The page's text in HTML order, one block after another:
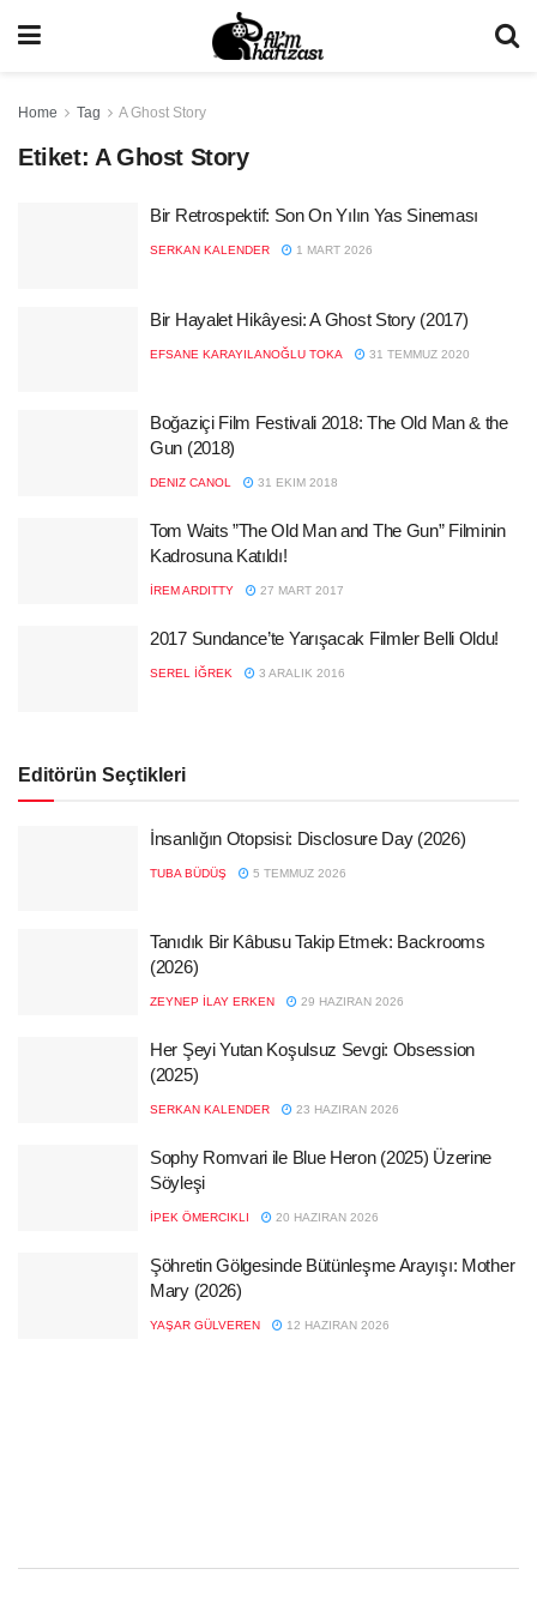
Home Tag A Ghost Story
Etiket: A Ghost Story
Bir Retrospektif: Son On Yılın Yas Sineması
SERKAN KALENDER 1 MART 2026
Bir Hayalet Hikâyesi: A Ghost Story (2017)
EFSANE KARAYILANOĞLU TOKA 31 TEMMUZ 2020
Boğaziçi Film Festivali 2018: The Old Man & the
Gun (2018)
DENIZ CANOL 31 EKIM 2018
Tom Waits ”The Old Man and The Gun” Filminin
Kadrosuna Katıldı!
İREM ARDITTY 27 MART 2017
2017 Sundance’te Yarışacak Filmler Belli Oldu!
SEREL İĞREK 3 ARALIK 2016
Editörün Seçtikleri
İnsanlığın Otopsisi: Disclosure Day (2026)
TUBA BÜDÜŞ 5 TEMMUZ 2026
Tanıdık Bir Kâbusu Takip Etmek: Backrooms
(2026)
ZEYNEP İLAY ERKEN 29 HAZIRAN 2026
Her Şeyi Yutan Koşulsuz Sevgi: Obsession
(2025)
SERKAN KALENDER 23 HAZIRAN 2026
Sophy Romvari ile Blue Heron (2025) Üzerine
Söyleşi
İPEK ÖMERCIKLI 20 HAZIRAN 2026
Şöhretin Gölgesinde Bütünleşme Arayışı: Mother
Mary (2026)
YAŞAR GÜLVEREN 12 HAZIRAN 2026